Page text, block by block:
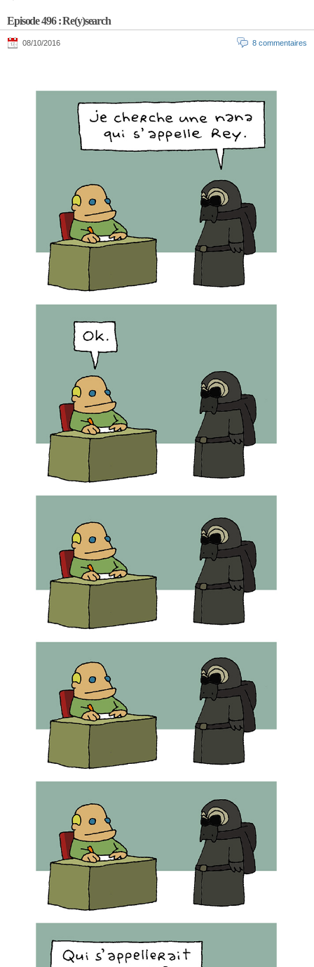
Episode 496 : Re(y)search
08/10/2016 8 commentaires